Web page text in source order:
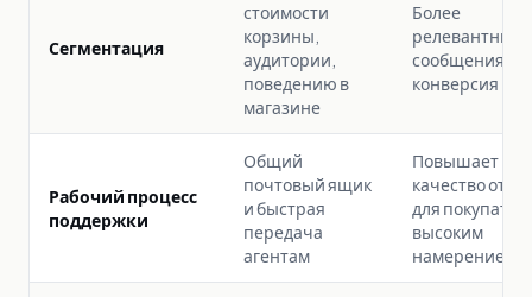
Сегментация
стоимости
корзины,
аудитории,
поведению в
магазине
Более
релевантные
сообщения и
конверсия
Рабочий процесс
поддержки
Общий
почтовый ящик
и быстрая
передача
агентам
Повышает
качество
для
высоким
намерением